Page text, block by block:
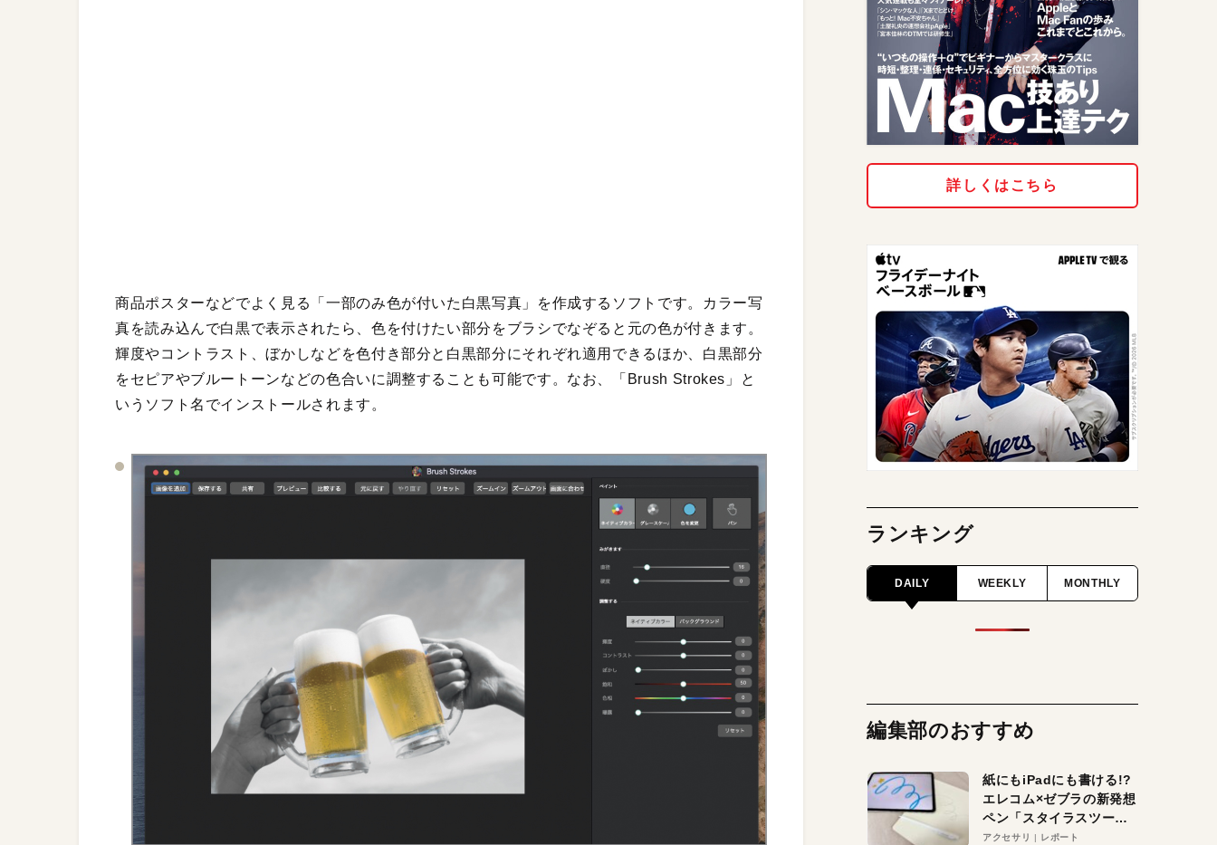
商品ポスターなどでよく見る「一部のみ色が付いた白黒写真」を作成するソフトです。カラー写
真を読み込んで白黒で表示されたら、色を付けたい部分をブラシでなぞると元の色が付きます。
輝度やコントラスト、ぼかしなどを色付き部分と白黒部分にそれぞれ適用できるほか、白黒部分
をセピアやブルートーンなどの色合いに調整することも可能です。なお、「Brush Strokes」と
いうソフト名でインストールされます。
詳しくはこちら
ランキング
DAILY WEEKLY MONTHLY
編集部のおすすめ
紙にもiPadにも書ける!?
エレコム×ゼブラの新発想
ペン「スタイラスツーウ
ェイ」レビュー。持ち替
アクセサリ レポート